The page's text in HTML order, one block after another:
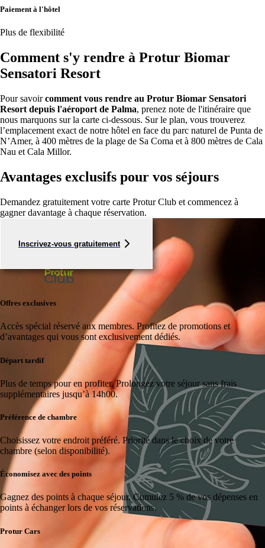
Paiement à l'hôtel
Plus de flexibilité
Comment s'y rendre à Protur Biomar
Sensatori Resort
Pour savoircomment vous rendre au Protur Biomar Sensatori
Resort depuis l'aéroport de Palma, prenez note de l'itinéraire que
nous marquons sur la carte ci-dessous. Sur le plan, vous trouverez
l’emplacement exact de notre hôtel en face du parc naturel de Punta de
N’Amer, à 400 mètres de la plage de Sa Coma et à 800 mètres de Cala
Nau et Cala Millor.
Avantages exclusifs pour vos séjours
Demandez gratuitement votre carte Protur Club et commencez à
gagner davantage à chaque réservation.
Inscrivez-vous gratuitement
Offres exclusives
Accès spécial réservé aux membres. Profitez de promotions et
d’avantages qui vous sont exclusivement dédiés.
Départ tardif
Plus de temps pour en profiter. Prolongez votre séjour sans frais
supplémentaires jusqu’à 14h00.
Préférence de chambre
Choisissez votre endroit préféré. Priorité dans le choix de votre
chambre (selon disponibilité).
Économisez avec des points
Gagnez des points à chaque séjour. Cumulez 5 % de vos dépenses en
points à échanger lors de vos réservations.
Protur Cars